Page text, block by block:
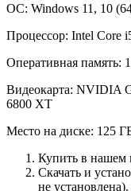
ОС: Windows 11, 10
Процессор: Intel Core
Оперативная память:
Видеокарта: NVIDIA
6800 XT
Место на диске: 125
Купить в нашем
Скачать и
не установлена).